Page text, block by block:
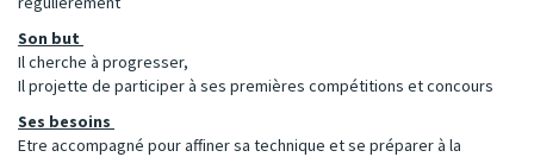
Son but
Il cherche à progresser,
Il projette de participer à ses premières compétitions et concours
Ses besoins
Etre accompagné pour affiner sa technique et se préparer à la